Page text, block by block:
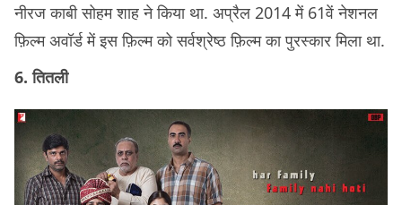
नीरज काबी सोहम शाह ने किया था. अप्रैल 2014 में 61वें नेशनल
फ़िल्म अवॉर्ड में इस फ़िल्म को सर्वश्रेष्ठ फ़िल्म का पुरस्कार मिला था.
6. तितली